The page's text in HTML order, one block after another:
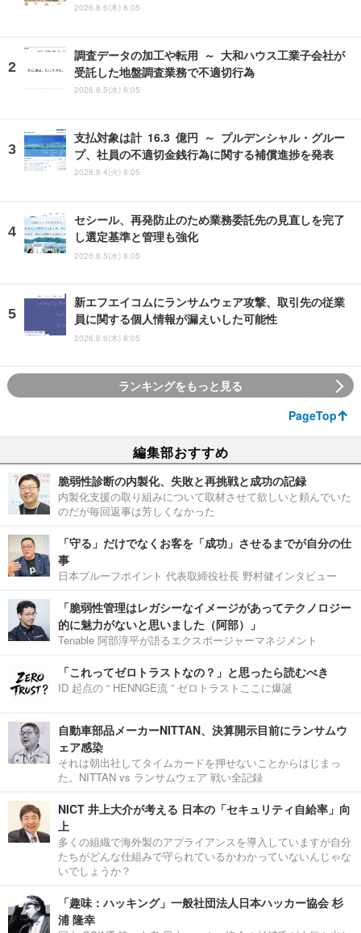
2026.8.6(木) 8:05
調査データの加工や転用 ～ 大和ハウス工業子会社が
受託した地盤調査業務で不適切行為
2026.8.5(水) 8:05
支払対象は計 16.3 億円 ～ プルデンシャル・グルー
プ、社員の不適切金銭行為に関する補償進捗を発表
2026.8.4(火) 8:05
セシール、再発防止のため業務委託先の見直しを完了
し選定基準と管理も強化
2026.8.5(水) 8:05
新エフエイコムにランサムウェア攻撃、取引先の従業
員に関する個人情報が漏えいした可能性
2026.8.6(木) 8:05
ランキングをもっと見る
PageTop
編集部おすすめ
脆弱性診断の内製化、失敗と再挑戦と成功の記録
内製化支援の取り組みについて取材させて欲しいと頼んでいた
のだが毎回返事は芳しくなかった
「守る」だけでなくお客を「成功」させるまでが自分の仕
事
日本プルーフポイント 代表取締役社長 野村健インタビュー
「脆弱性管理はレガシーなイメージがあってテクノロジー
的に魅力がないと思いました（阿部）」
Tenable 阿部淳平が語るエクスポージャーマネジメント
「これってゼロトラストなの？」と思ったら読むべき
ID 起点の “ HENNGE流 ” ゼロトラストここに爆誕
自動車部品メーカーNITTAN、決算開示目前にランサムウ
ェア感染
それは朝出社してタイムカードを押せないことからはじまっ
た。NITTAN vs ランサムウェア 戦い全記録
NICT 井上大介が考える 日本の「セキュリティ自給率」向
上
多くの組織で海外製のアプライアンスを導入していますが自分
たちがどんな仕組みで守られているかわかっていないんじゃな
いでしょうか？
「趣味：ハッキング」一般社団法人日本ハッカー協会 杉
浦 隆幸